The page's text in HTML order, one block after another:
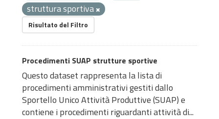
struttura sportiva
Risultato del Filtro
Procedimenti SUAP strutture sportive
Questo dataset rappresenta la lista di
procedimenti amministrativi gestiti dallo
Sportello Unico Attività Produttive (SUAP) e
contiene i procedimenti riguardanti attività di...